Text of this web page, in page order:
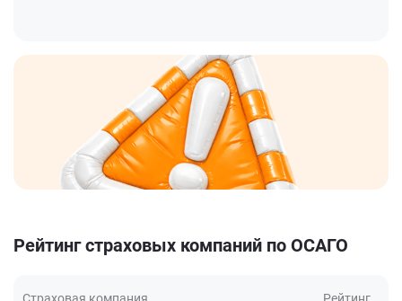
Рейтинг страховых компаний по ОСАГО
Страховая компания Рейтинг